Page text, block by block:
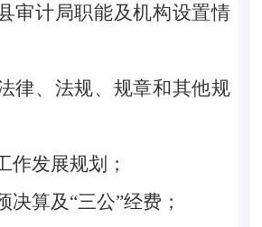
审计局职能及机构设置情
律、法规、规章和其他规
作发展规划；
决算及“三公”经费；